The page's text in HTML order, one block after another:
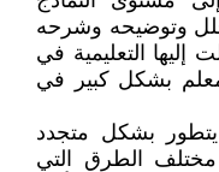
وتوضيحه وشرحه
إليها التعليمية في
بشكل كبير في
يتطور بشكل متجدد
الطرق التي